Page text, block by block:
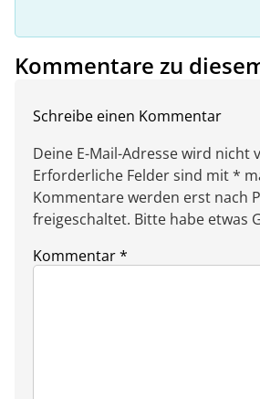
Kommentare zu
Schreibe einen Kommentar
Deine E-Mail-Adresse wird nicht
Erforderliche Felder sind mit *
Kommentare werden erst nach
freigeschaltet. Bitte habe etwas
Kommentar*